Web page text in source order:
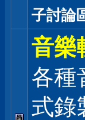
子討論
音樂
各種
式錄